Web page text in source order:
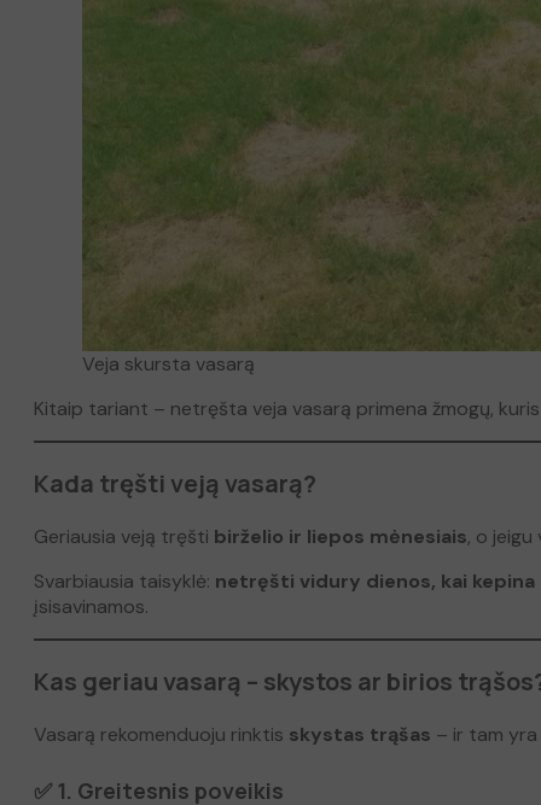
Veja skursta vasarą
Kitaip tariant – netręšta veja vasarą primena žmogų,
Kada tręšti veją vasarą?
Geriausia veją tręšti birželio ir liepos mėnesiais, o
Svarbiausia taisyklė: netręšti vidury dienos, kai kepina
įsisavinamos.
Kas geriau vasarą – skystos ar birios
Vasarą rekomenduoju rinktis skystas trąšas – ir tam
✅ 1. Greitesnis poveikis